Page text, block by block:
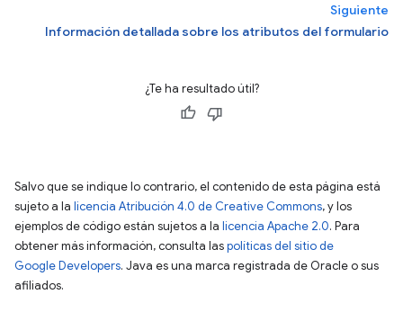
Siguiente
Información detallada sobre los atributos del formulario
¿Te ha resultado útil?
Salvo que se indique lo contrario, el contenido de esta página está
sujeto a la licencia Atribución 4.0 de Creative Commons, y los
ejemplos de código están sujetos a la licencia Apache 2.0. Para
obtener más información, consulta laspolíticas del sitio de
Google Developers. Java es una marca registrada de Oracle o sus
afiliados.